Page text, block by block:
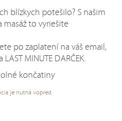
blízkych potešilo? S našim
to vyriešite
po zaplatení na váš email,
MINUTE DARČEK.
končatiny
je nutná vopred.